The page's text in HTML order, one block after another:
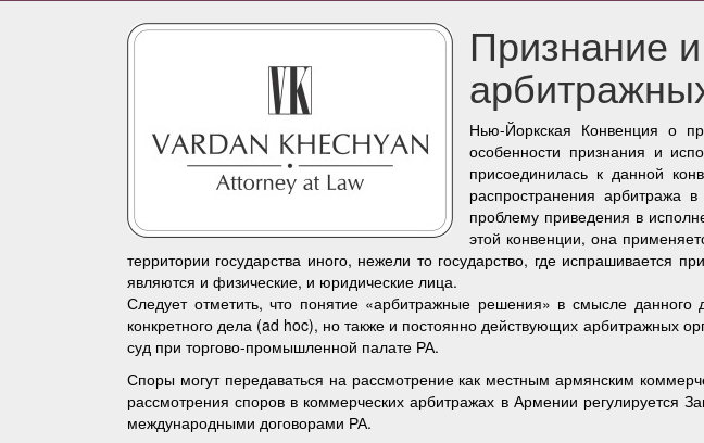
Признание
Нью-Йоркская Конвенция о
особенности признания и
присоединилась к данной
распространения арбитража
проблему приведения в
этой конвенции, она
территории государства иного, нежели то государство, где
являются и физические, и юридические лица.
Следует отметить, что понятие «арбитражные решения» в смысле
конкретного дела (ad hoc), но также и постоянно действующих
суд при торгово-промышленной палате РА.
Споры могут передаваться на рассмотрение как местным армянским
рассмотрения споров в коммерческих арбитражах в Армении регулируется
международными договорами РА.